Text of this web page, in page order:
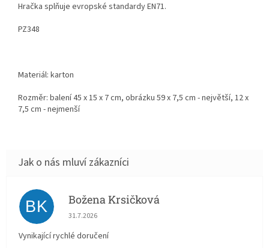
Hračka splňuje evropské standardy EN71.
PZ348
Materiál: karton
Rozměr: balení 45 x 15 x 7 cm, obrázku 59 x 7,5 cm - největší, 12 x
7,5 cm - nejmenší
BK Božena Krsičková
Hodnocení obchodu je 5 z 5 hvězdiček.
31.7.2026
Vynikající rychlé doručení